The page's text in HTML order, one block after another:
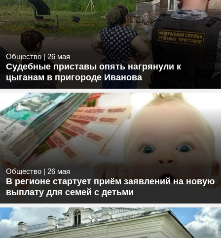
Общество|26 мая
Судебные приставы опять нагрянули к
цыганам в пригороде Иванова
Общество | 26 мая
В регионе стартует приём заявлений на новую
выплату для семей с детьми